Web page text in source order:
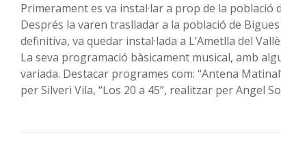
Primerament es va instal·lar a prop de la població
Després la varen traslladar a la població de
definitiva, va quedar instal·lada a L’Ametlla del
La seva programació bàsicament musical, amb
variada. Destacar programes com: “Antena
per Silveri Vila, “Los 20 a 45”, realitzar per Angel